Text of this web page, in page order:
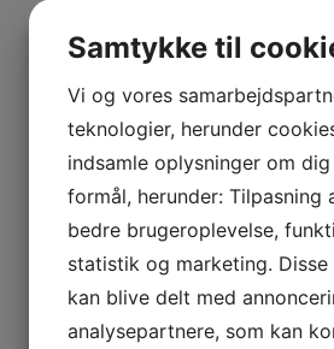
KR. 2.995,- EX.
ANALYSE
Analyse og vurdering af
Hvordan kommunikerer du?
Når dit budskab ud til rette
Hvad er hensigten med din
Hvad er målsætningen?
Samtykke til
Vi og vores
teknologier, herunder
indsamle oplysninger om
formål, herunder: Tilpasning
bedre brugeroplevelse,
statistik og marketing.
kan blive delt med
analysepartnere, som kan